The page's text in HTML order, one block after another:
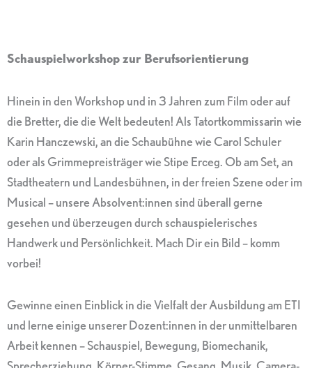
Schauspielworkshop zur Berufsorientierung
Hinein in den Workshop und in 3 Jahren zum Film oder auf
die Bretter, die die Welt bedeuten! Als Tatortkommissarin wie
Karin Hanczewski, an die Schaubühne wie Carol Schuler
oder als Grimmepreisträger wie Stipe Erceg. Ob am Set, an
Stadtheatern und Landesbühnen, in der freien Szene oder im
Musical – unsere Absolvent:innen sind überall gerne
gesehen und überzeugen durch schauspielerisches
Handwerk und Persönlichkeit. Mach Dir ein Bild – komm
vorbei!
Gewinne einen Einblick in die Vielfalt der Ausbildung am ETI
und lerne einige unserer Dozent:innen in der unmittelbaren
Arbeit kennen – Schauspiel, Bewegung, Biomechanik,